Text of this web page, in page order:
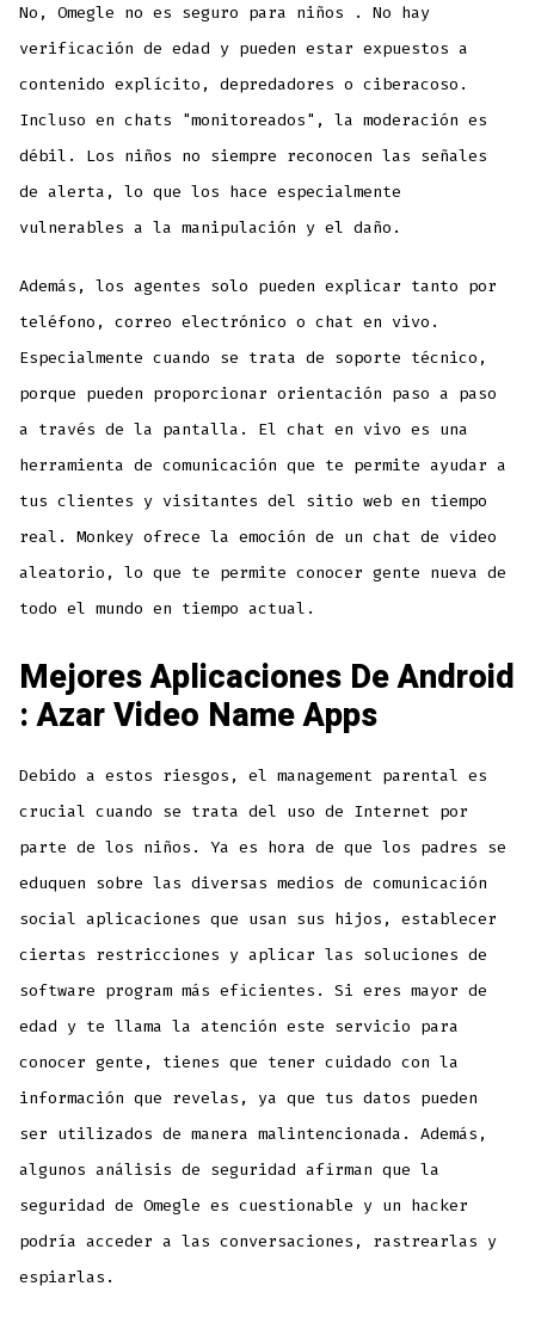
No, Omegle no es seguro para niños . No hay
verificación de edad y pueden estar expuestos a
contenido explícito, depredadores o ciberacoso.
Incluso en chats "monitoreados", la moderación es
débil. Los niños no siempre reconocen las señales
de alerta, lo que los hace especialmente
vulnerables a la manipulación y el daño.
Además, los agentes solo pueden explicar tanto por
teléfono, correo electrónico o chat en vivo.
Especialmente cuando se trata de soporte técnico,
porque pueden proporcionar orientación paso a paso
a través de la pantalla. El chat en vivo es una
herramienta de comunicación que te permite ayudar a
tus clientes y visitantes del sitio web en tiempo
real. Monkey ofrece la emoción de un chat de video
aleatorio, lo que te permite conocer gente nueva de
todo el mundo en tiempo actual.
Mejores Aplicaciones De Android
: Azar Video Name Apps
Debido a estos riesgos, el management parental es
crucial cuando se trata del uso de Internet por
parte de los niños. Ya es hora de que los padres se
eduquen sobre las diversas medios de comunicación
social aplicaciones que usan sus hijos, establecer
ciertas restricciones y aplicar las soluciones de
software program más eficientes. Si eres mayor de
edad y te llama la atención este servicio para
conocer gente, tienes que tener cuidado con la
información que revelas, ya que tus datos pueden
ser utilizados de manera malintencionada. Además,
algunos análisis de seguridad afirman que la
seguridad de Omegle es cuestionable y un hacker
podría acceder a las conversaciones, rastrearlas y
espiarlas.